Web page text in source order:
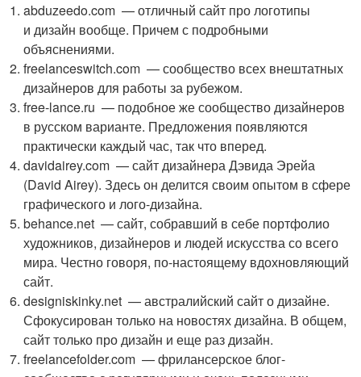
abduzeedo.com — отличный сайт про логотипы
и дизайн вообще. Причем с подробными
объяснениями.
freelanceswitch.com — сообщество всех внештатных
дизайнеров для работы за рубежом.
free-lance.ru — подобное же сообщество дизайнеров
в русском варианте. Предложения появляются
практически каждый час, так что вперед.
davidairey.com — сайт дизайнера Дэвида Эрейа
(David Airey). Здесь он делится своим опытом в сфере
графического и лого-дизайна.
behance.net — сайт, собравший в себе портфолио
художников, дизайнеров и людей искусства со всего
мира. Честно говоря, по-настоящему вдохновляющий
сайт.
designiskinky.net — австралийский сайт о дизайне.
Сфокусирован только на новостях дизайна. В общем,
сайт только про дизайн и еще раз дизайн.
freelancefolder.com — фрилансерское блог-